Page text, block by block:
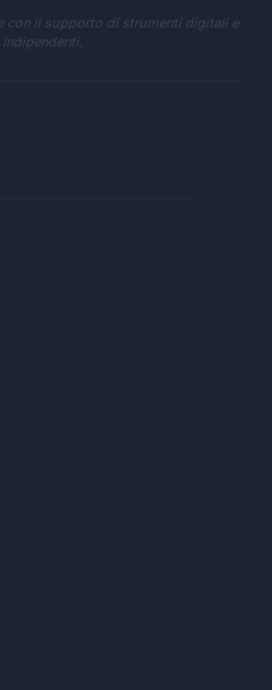
con il supporto di strumenti digitali e